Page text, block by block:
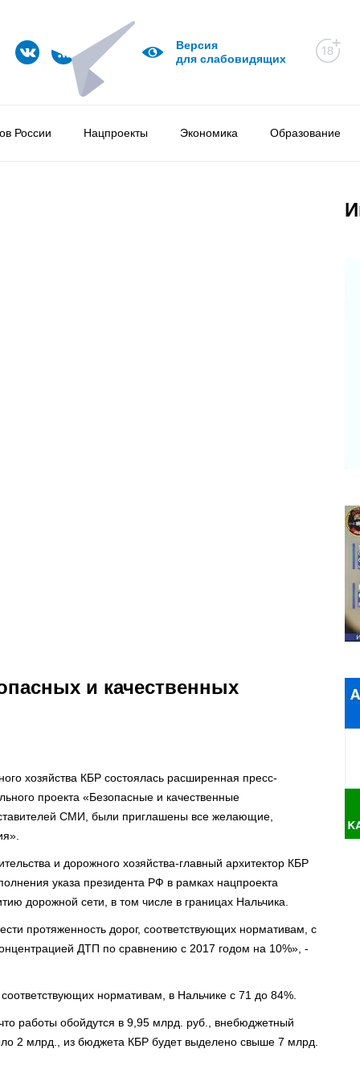
Версия
для слабовидящих
России Нацпроекты Экономика Образование
и качественных
хозяйства КБР состоялась расширенная пресс-
проекта «Безопасные и качественные
СМИ, были приглашены все желающие,
и дорожного хозяйства-главный архитектор КБР
указа президента РФ в рамках нацпроекта
дорожной сети, в том числе в границах Нальчика.
протяженность дорог, соответствующих нормативам, с
ДТП по сравнению с 2017 годом на 10%», -
нормативам, в Нальчике с 71 до 84%.
работы обойдутся в 9,95 млрд. руб., внебюджетный
2 млрд., из бюджета КБР будет выделено свыше 7 млрд.